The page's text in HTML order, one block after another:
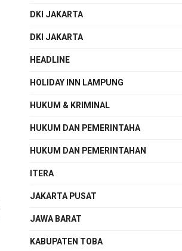
DKI JAKARTA
DKI JAKARTA
HEADLINE
HOLIDAY INN LAMPUNG
HUKUM & KRIMINAL
HUKUM DAN PEMERINTAHA
HUKUM DAN PEMERINTAHAN
ITERA
JAKARTA PUSAT
JAWA BARAT
KABUPATEN TOBA